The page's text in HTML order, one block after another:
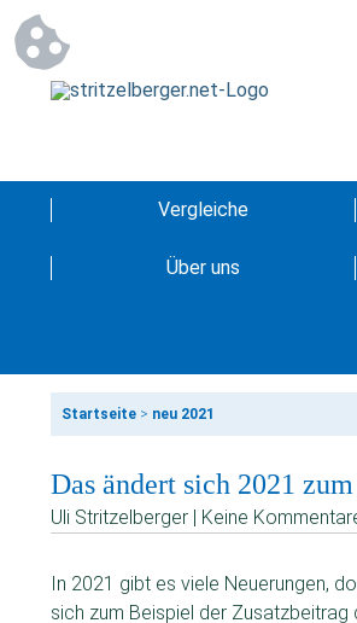
Vergleiche
Über uns
Startseite > neu 2021
Das ändert sich 2021
Uli Stritzelberger | Keine
In 2021 gibt es viele Neuerungen,
sich zum Beispiel der